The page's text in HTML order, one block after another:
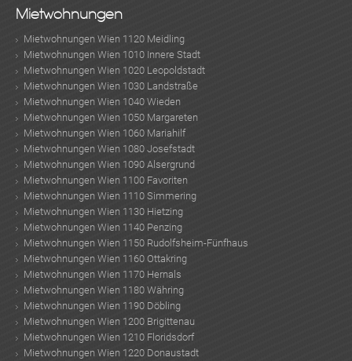
Mietwohnungen
Mietwohnungen Wien 1120 Meidling
Mietwohnungen Wien 1010 Innere Stadt
Mietwohnungen Wien 1020 Leopoldstadt
Mietwohnungen Wien 1030 Landstraße
Mietwohnungen Wien 1040 Wieden
Mietwohnungen Wien 1050 Margareten
Mietwohnungen Wien 1060 Mariahilf
Mietwohnungen Wien 1080 Josefstadt
Mietwohnungen Wien 1090 Alsergrund
Mietwohnungen Wien 1100 Favoriten
Mietwohnungen Wien 1110 Simmering
Mietwohnungen Wien 1130 Hietzing
Mietwohnungen Wien 1140 Penzing
Mietwohnungen Wien 1150 Rudolfsheim-Fünfhaus
Mietwohnungen Wien 1160 Ottakring
Mietwohnungen Wien 1170 Hernals
Mietwohnungen Wien 1180 Währing
Mietwohnungen Wien 1190 Döbling
Mietwohnungen Wien 1200 Brigittenau
Mietwohnungen Wien 1210 Floridsdorf
Mietwohnungen Wien 1220 Donaustadt